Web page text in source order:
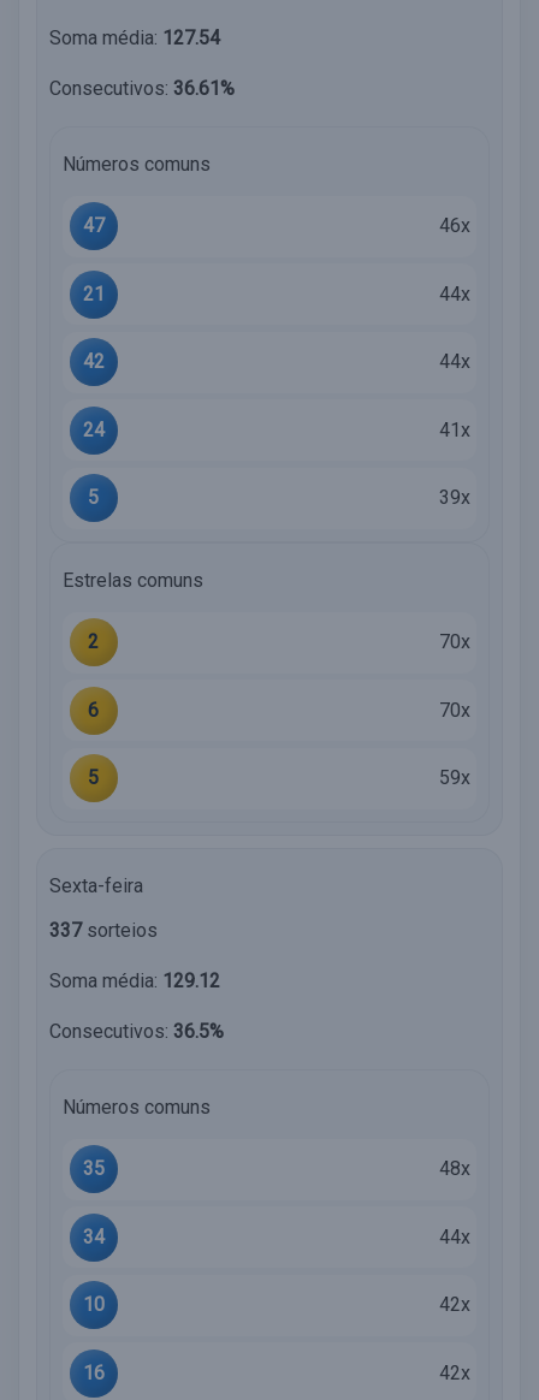
Soma média: 127.54
Consecutivos: 36.61%
Números comuns
47 46x
21 44x
42 44x
24 41x
5 39x
Estrelas comuns
2 70x
6 70x
5 59x
Sexta-feira
337sorteios
Soma média: 129.12
Consecutivos: 36.5%
Números comuns
35 48x
34 44x
10 42x
16 42x